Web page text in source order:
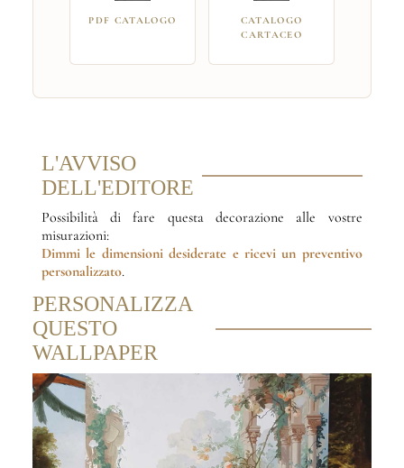
PDF CATALOGO
CATALOGO
CARTACEO
L'AVVISO
DELL'EDITORE
Possibilità di fare questa decorazione alle vostre
misurazioni:
Dimmi le dimensioni desiderate e ricevi un preventivo
personalizzato.
PERSONALIZZA
QUESTO
WALLPAPER